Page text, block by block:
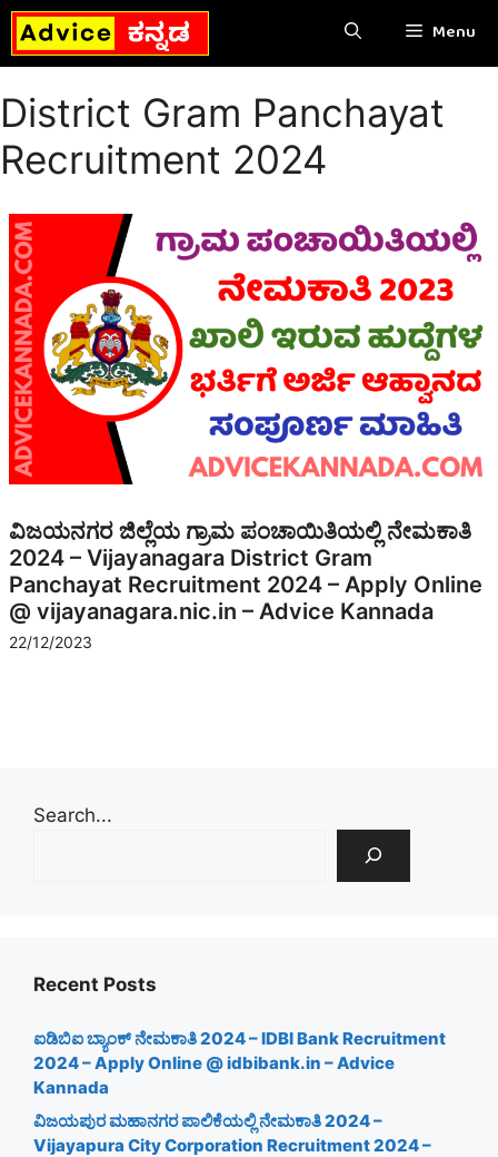
Skip
content
Menu
District Gram Panchayat
Recruitment 2024
ವಿಜಯನಗರ ಜಿಲ್ಲೆಯ ಗ್ರಾಮ ಪಂಚಾಯಿತಿಯಲ್ಲಿ ನೇಮಕಾತಿ
2024 – Vijayanagara District Gram
Panchayat Recruitment 2024 – Apply Online
@ vijayanagara.nic.in – Advice Kannada
22/12/2023
Search...
Recent Posts
ಐಡಿಬಿಐ ಬ್ಯಾಂಕ್ ನೇಮಕಾತಿ 2024 – IDBI Bank Recruitment
2024 – Apply Online @ idbibank.in – Advice
Kannada
ವಿಜಯಪುರ ಮಹಾನಗರ ಪಾಲಿಕೆಯಲ್ಲಿ ನೇಮಕಾತಿ 2024 –
Vijayapura City Corporation Recruitment 2024 –